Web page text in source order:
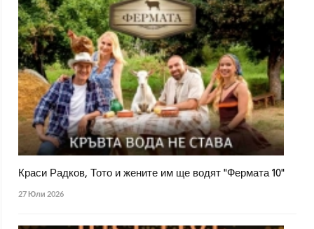
Краси Радков, Тото и жените им ще водят "Фермата 10"
27 Юли 2026